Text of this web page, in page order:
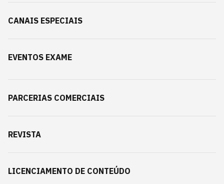
CANAIS ESPECIAIS
EVENTOS EXAME
PARCERIAS COMERCIAIS
REVISTA
LICENCIAMENTO DE CONTEÚDO